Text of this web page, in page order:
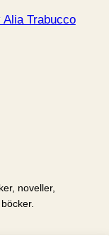
Alia Trabucco
noveller,